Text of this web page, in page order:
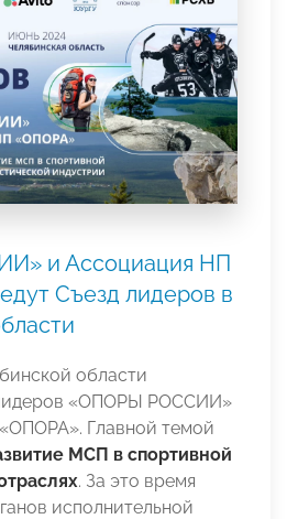
и Ассоциация НП
Съезд лидеров в
области
«ОПОРЫ РОССИИ»
Главной темой
МСП в спортивной
. За это время
исполнительной